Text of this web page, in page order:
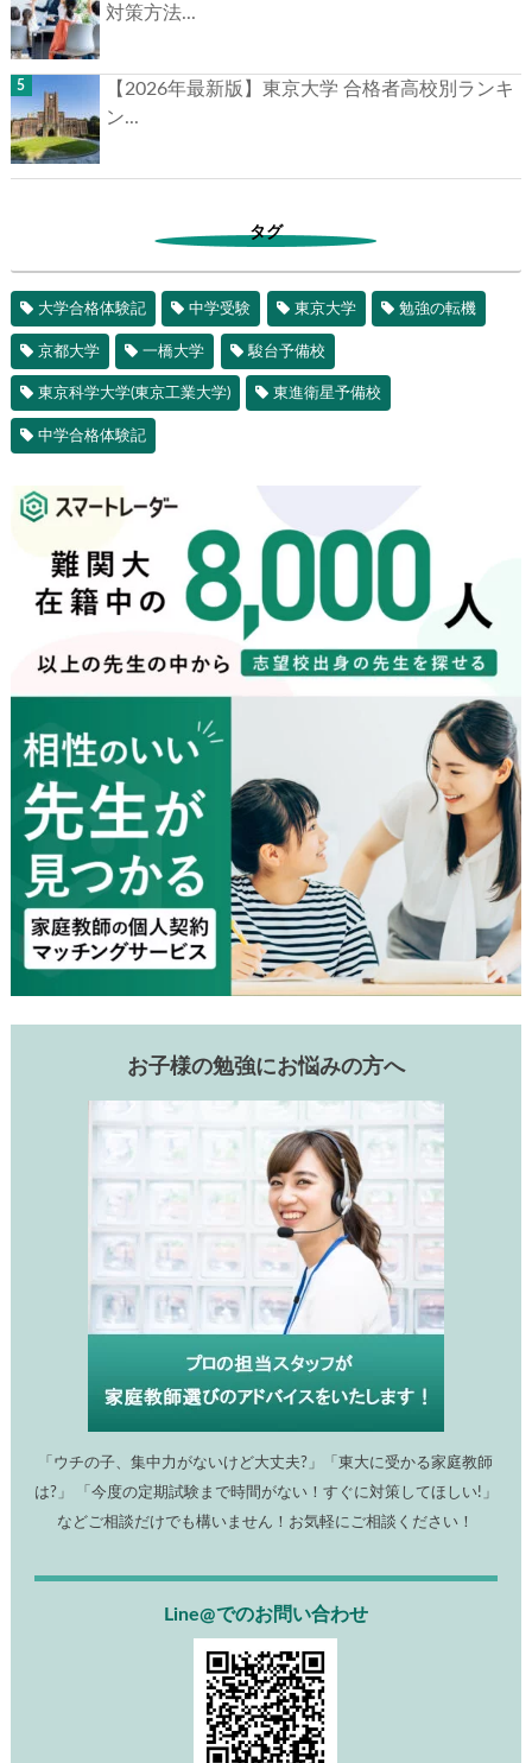
対策方法...
【2026年最新版】東京大学 合格者高校別ランキ
ン...
タグ
大学合格体験記 中学受験 東京大学 勉強の転機
京都大学 一橋大学 駿台予備校
東京科学大学(東京工業大学) 東進衛星予備校
中学合格体験記
お子様の勉強にお悩みの方へ
「ウチの子、集中力がないけど大丈夫?」「東大に受かる家庭教師
は?」 「今度の定期試験まで時間がない！すぐに対策してほしい!」
などご相談だけでも構いません！お気軽にご相談ください！
Line@でのお問い合わせ